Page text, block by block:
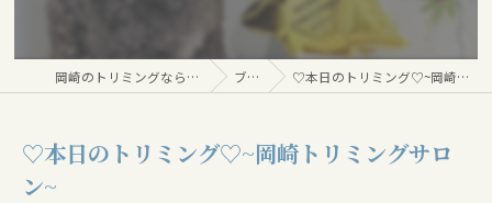
岡崎のトリミングならDog salon Floor ブログ ♡本日のトリミング♡⁠~岡崎トリミングサロン~
♡本日のトリミング♡⁠~岡崎トリミングサロ
ン~